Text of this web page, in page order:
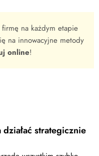
na każdym etapie
na innowacyjne metody
online!
strategicznie